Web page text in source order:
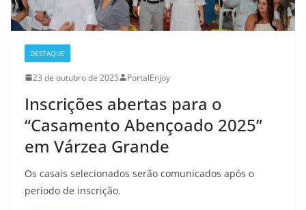
DESTAQUE
23 de outubro de 2025 PortalEnjoy
Inscrições abertas para o
“Casamento Abençoado 2025”
em Várzea Grande
Os casais selecionados serão comunicados após o
período de inscrição.